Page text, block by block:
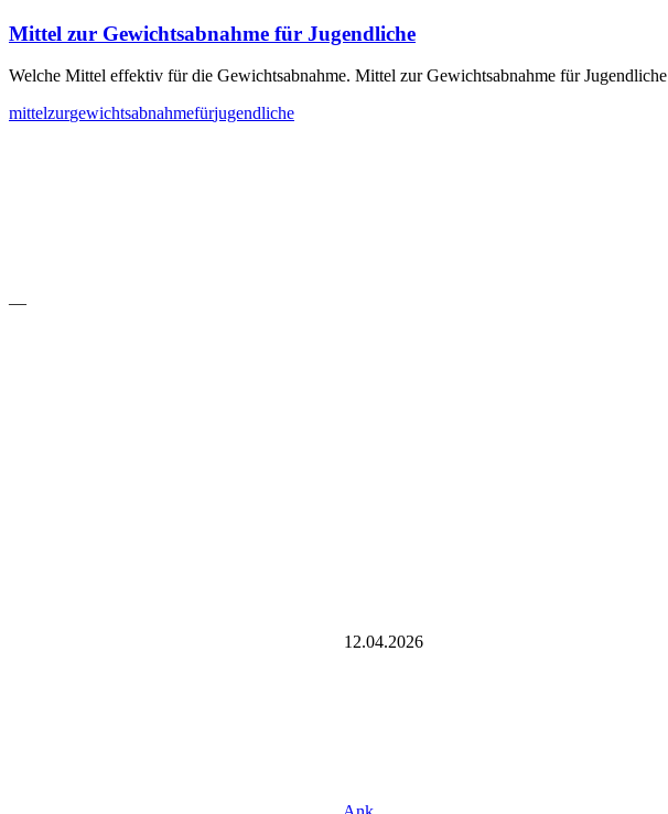
Mittel zur Gewichtsabnahme für Jugendliche
Welche Mittel effektiv für die Gewichtsabnahme. Mittel zur Gewichtsabnahme für Jugendliche
mittelzurgewichtsabnahmefürjugendliche
—
12.04.2026